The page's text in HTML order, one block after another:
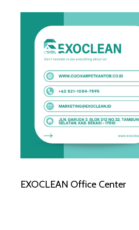
EXOCLEAN Office Center